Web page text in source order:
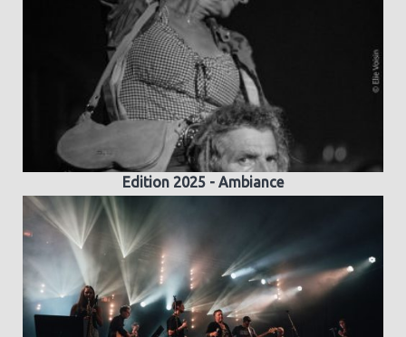
Edition 2025 - Ambiance